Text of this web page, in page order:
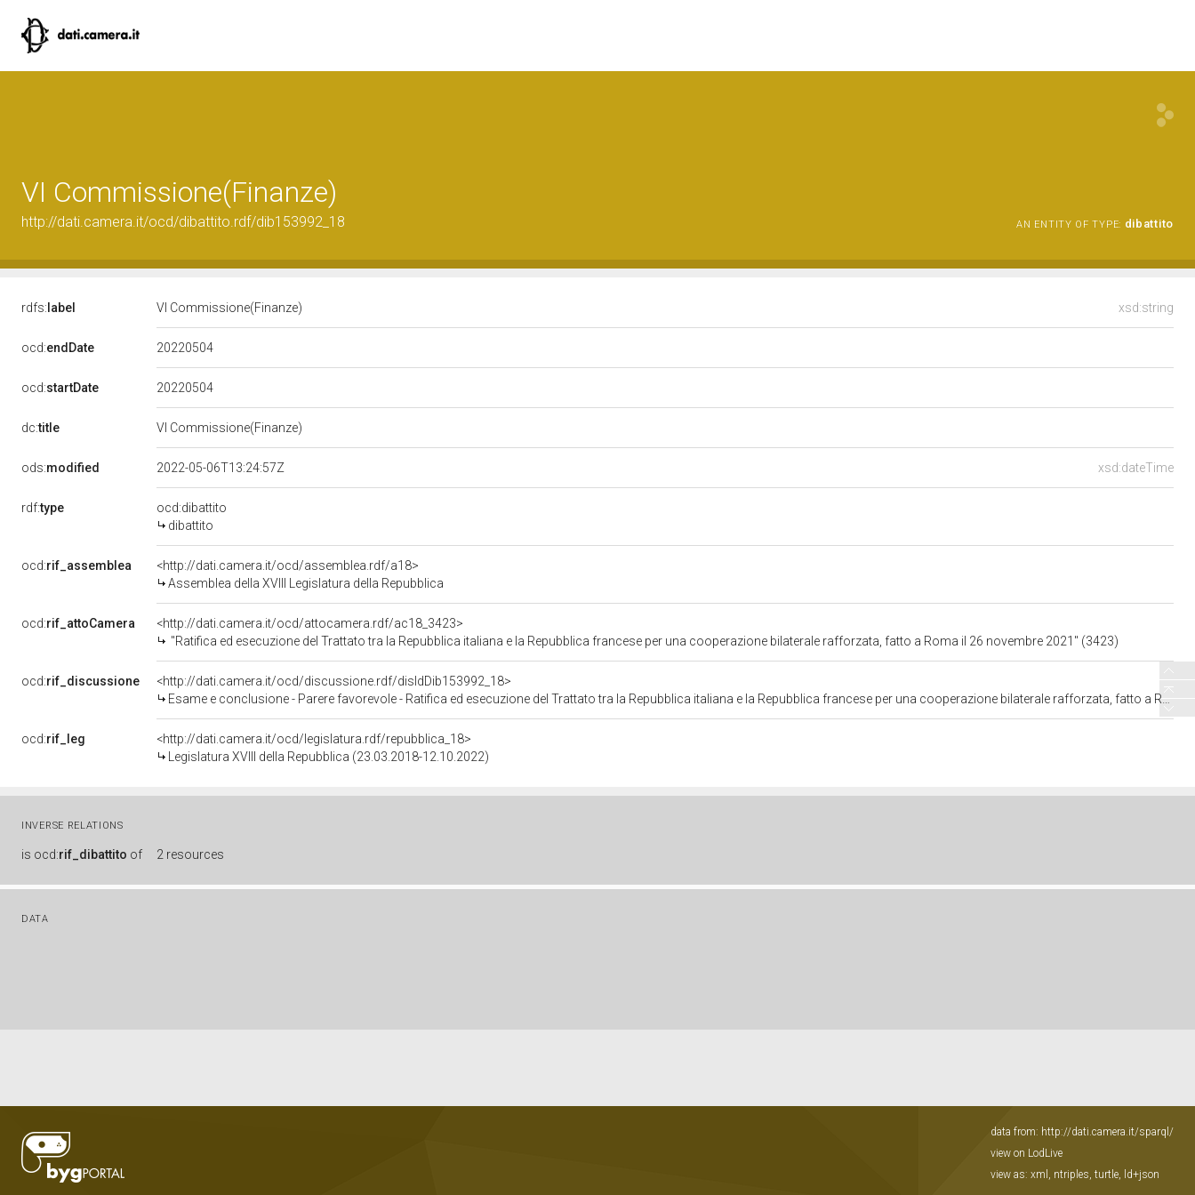
VI Commissione(Finanze)
http://dati.camera.it/ocd/dibattito.rdf/dib153992_18 AN ENTITY OF TYPE: dibattito
rdfs: label xsd:string
VI Commissione(Finanze)
ocd:endDate 20220504
ocd:startDate 20220504
dc:title VI Commissione(Finanze)
ods:modified xsd:dateTime
2022-05-06T13:24:57Z
rdf:type
ocd:dibattito
dibattito
ocd:rif_assemblea
<http://dati.camera.it/ocd/assemblea.rdf/a18>
Assemblea della XVIII Legislatura della Repubblica
ocd:rif_attoCamera
<http://dati.camera.it/ocd/attocamera.rdf/ac18_3423>
"Ratifica ed esecuzione del Trattato tra la Repubblica italiana e la Repubblica francese per una cooperazione bilaterale rafforzata, fatto a Roma il 26 novembre 2021" (3423)
ocd:rif_discussione
<http://dati.camera.it/ocd/discussione.rdf/disIdDib153992_18>
Esame e conclusione - Parere favorevole - Ratifica ed esecuzione del Trattato tra la Repubblica italiana e la Repubblica francese per una cooperazione bilaterale rafforzata, fatto a Roma il 26 novembre 2021. C. 3423
ocd:rif_leg
<http://dati.camera.it/ocd/legislatura.rdf/repubblica_18>
Legislatura XVIII della Repubblica (23.03.2018-12.10.2022)
INVERSE RELATIONS
is ocd:rif_dibattito of 2 resources
DATA
data from: http://dati.camera.it/sparql/
view on LodLive
view as: xml , ntriples, turtle, ld+json